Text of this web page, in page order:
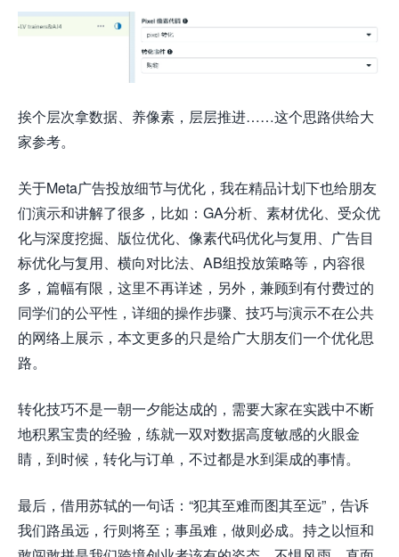
挨个层次拿数据、养像素，层层推进……这个思路供给大
家参考。
关于Meta广告投放细节与优化，我在精品计划下也给朋友
们演示和讲解了很多，比如：GA分析、素材优化、受众优
化与深度挖掘、版位优化、像素代码优化与复用、广告目
标优化与复用、横向对比法、AB组投放策略等，内容很
多，篇幅有限，这里不再详述，另外，兼顾到有付费过的
同学们的公平性，详细的操作步骤、技巧与演示不在公共
的网络上展示，本文更多的只是给广大朋友们一个优化思
路。
转化技巧不是一朝一夕能达成的，需要大家在实践中不断
地积累宝贵的经验，练就一双对数据高度敏感的火眼金
睛，到时候，转化与订单，不过都是水到渠成的事情。
最后，借用苏轼的一句话：“犯其至难而图其至远”，告诉
我们路虽远，行则将至；事虽难，做则必成。持之以恒和